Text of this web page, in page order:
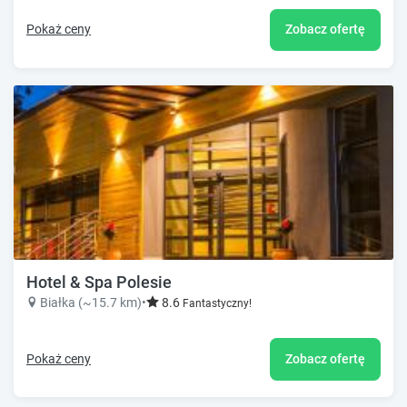
Pokaż ceny Zobacz ofertę
Hotel & Spa Polesie
Białka (~15.7 km)• 8.6 Fantastyczny!
Pokaż ceny Zobacz ofertę